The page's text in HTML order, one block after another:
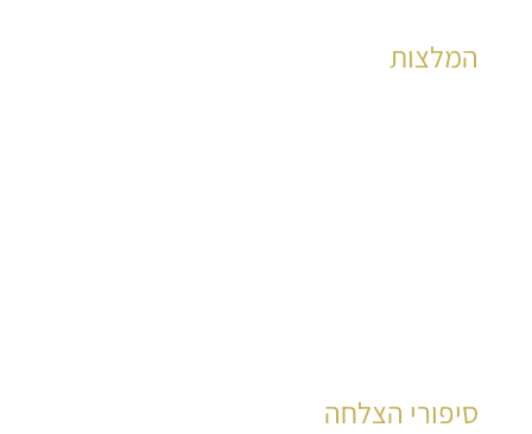
המלצות
סיפורי הצלחה